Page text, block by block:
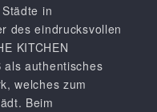
in
des eindrucksvollen
KITCHEN
als authentisches
welches zum
Beim